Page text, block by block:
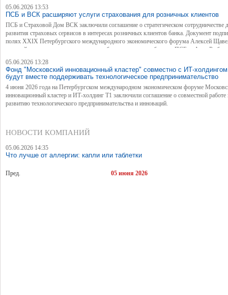
05.06.2026 13:53
ПСБ и ВСК расширяют услуги страхования для розничных клиентов
ПСБ и Страховой Дом ВСК заключили соглашение о стратегическом сотрудничестве
развития страховых сервисов в интересах розничных клиентов банка. Документ
полях XXIX Петербургского международного экономического форума Алексей
старший вице-президент, руководитель блока розничного бизнеса ПСБ, и Анна
05.06.2026 13:28
Фонд "Московский инновационный кластер" совместно с ИТ-
будут вместе поддерживать технологическое предпринимательство
4 июня 2026 года на Петербургском международном экономическом форуме
инновационный кластер и ИТ-холдинг Т1 заключили соглашение о совместной работе
развитию технологического предпринимательства и инноваций.
НОВОСТИ КОМПАНИЙ
05.06.2026 14:35
Что лучше от аллергии: капли или таблетки
Пред. 05 июня 2026